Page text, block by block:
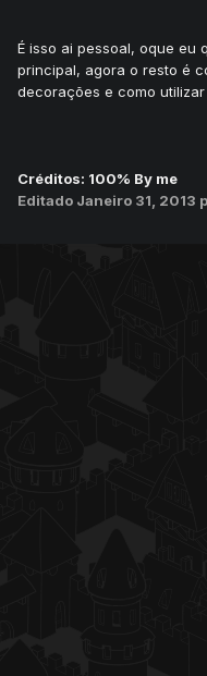
É isso ai pessoal, oque eu
principal, agora o resto é
decorações e como
Créditos: 100% By me
Editado Janeiro 31, 2013